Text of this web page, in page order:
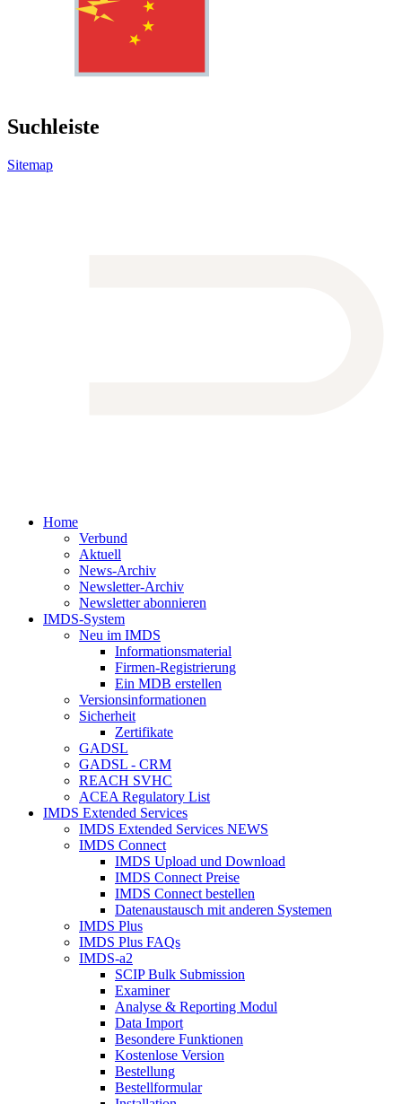
Suchleiste
Sitemap
Home
Verbund
Aktuell
News-Archiv
Newsletter-Archiv
Newsletter abonnieren
IMDS-System
Neu im IMDS
Informationsmaterial
Firmen-Registrierung
Ein MDB erstellen
Versionsinformationen
Sicherheit
Zertifikate
GADSL
GADSL - CRM
REACH SVHC
ACEA Regulatory List
IMDS Extended Services
IMDS Extended Services NEWS
IMDS Connect
IMDS Upload und Download
IMDS Connect Preise
IMDS Connect bestellen
Datenaustausch mit anderen Systemen
IMDS Plus
IMDS Plus FAQs
IMDS-a2
SCIP Bulk Submission
Examiner
Analyse & Reporting Modul
Data Import
Besondere Funktionen
Kostenlose Version
Bestellung
Bestellformular